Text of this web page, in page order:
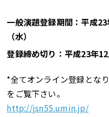
一般演題登録期間：平成
（水）
登録締め切り：平成23年
*全てオンライン登録とな
をご覧下さい。
http://jsn55.umin.jp/